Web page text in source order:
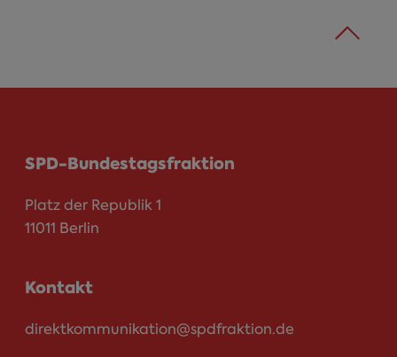
SPD-Bundestagsfraktion
Platz der Republik 1
11011 Berlin
Kontakt
direktkommunikation@spdfraktion.de